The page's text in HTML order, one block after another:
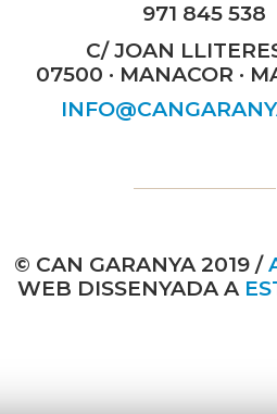
971 845 538
C/ JOAN
07500 · MANACOR ·
© CAN GARANYA 2019 /
WEB DISSENYADA A